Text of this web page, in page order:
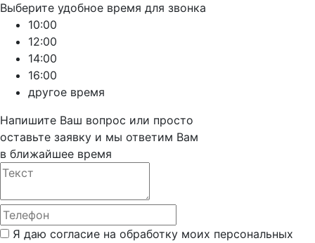
Выберите удобное время для звонка
10:00
12:00
14:00
16:00
другое время
Напишите Ваш вопрос или просто
оставьте заявку и мы ответим Вам
в ближайшее время
Я даю согласие на обработку моих персональных